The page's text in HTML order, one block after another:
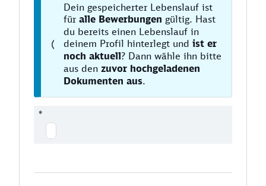
Dein gespeicherter Lebenslauf ist
füralle Bewerbungen
du bereits einen Lebenslauf in
deinem Profil hinterlegt undist er
noch aktuell? Dann wähle ihn bitte
aus denzuvor hochgeladenen
Dokumenten aus.
*